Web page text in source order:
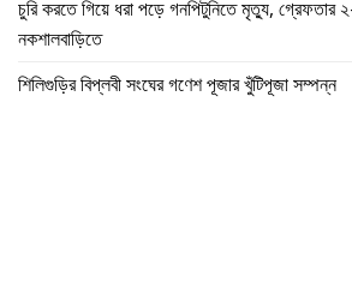
চুরি করতে গিয়ে ধরা পড়ে গনপিটুনিতে মৃত্যু, গ্রেফতার
নকশালবাড়িতে
শিলিগুড়ির বিপ্লবী সংঘের গণেশ পূজার খুঁটিপূজা সম্পন্ন